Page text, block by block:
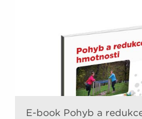
E-book Pohyb a